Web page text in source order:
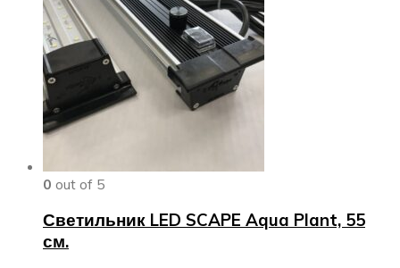
0 out of 5
Светильник LED SCAPE Aqua Plant, 55
см.